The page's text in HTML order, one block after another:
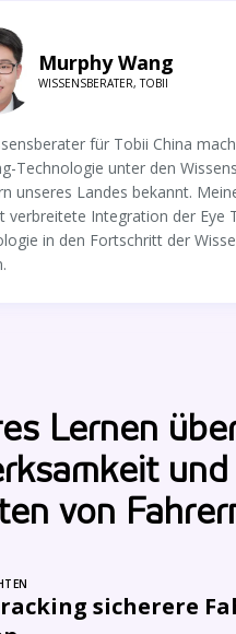
Murphy Wang
WISSENSBERATER, TOBII
für Tobii China
Technologie unter den
unseres Landes bekannt.
verbreitete Integration der Eye
in den Fortschritt der
Lernen
und
von
sicherere